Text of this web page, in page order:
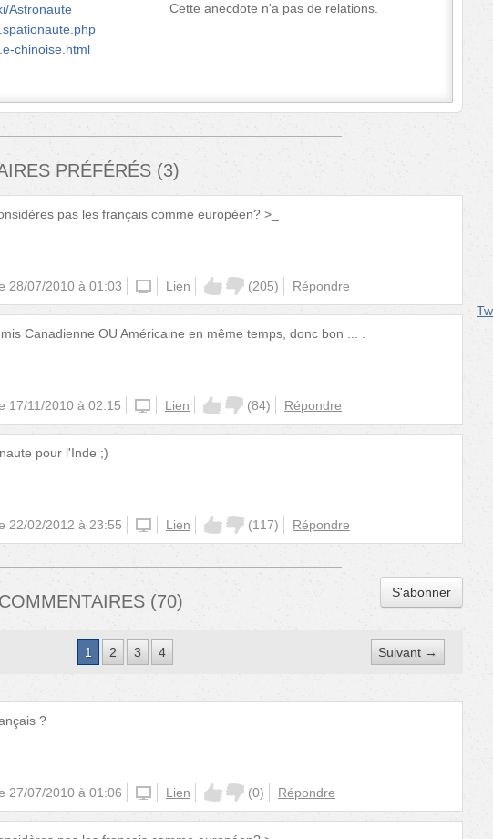
Astronaute
chinoise.html
Cette anecdote n'a pas de relations.
PRÉFÉRÉS (3)
pas les français comme européen? >_
28/07/2010 à 01:03 unknown
Lien (205) Répondre
Canadienne OU Américaine en même temps, donc bon ... .
17/11/2010 à 02:15 unknown
Lien (84) Répondre
pour l'Inde ;)
22/02/2012 à 23:55 iphoneLien (117) Répondre
(70) S'abonner
1 2 3 4 Suivant →
?
27/07/2010 à 01:06 unknown
Lien (0) Répondre